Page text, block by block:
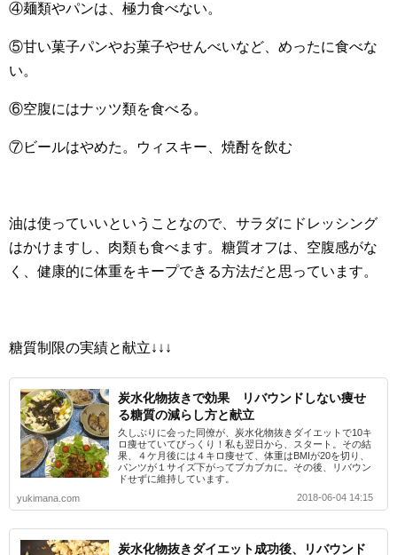
④麺類やパンは、極力食べない。
⑤甘い菓子パンやお菓子やせんべいなど、めったに食べな
い。
⑥空腹にはナッツ類を食べる。
⑦ビールはやめた。ウィスキー、焼酎を飲む
油は使っていいということなので、サラダにドレッシング
はかけますし、肉類も食べます。糖質オフは、空腹感がな
く、健康的に体重をキープできる方法だと思っています。
糖質制限の実績と献立↓↓↓
炭水化物抜きで効果 リバウンドしない痩せ
る糖質の減らし方と献立
久しぶりに会った同僚が、炭水化物抜きダイエットで10キ
ロ痩せていてびっくり！私も翌日から、スタート。その結
果、４ケ月後には４キロ痩せて、体重はBMIが20を切り、
パンツが１サイズ下がってブカブカに。その後、リバウン
ドせずに維持しています。
yukimana.com
2018-06-04 14:15
炭水化物抜きダイエット成功後、リバウンド